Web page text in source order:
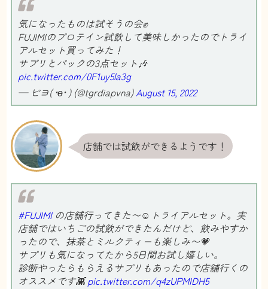
気になったものは試そうの会✊
FUJIMIのプロテイン試飲して美味しかったのでトライ
アルセット買ってみた！
サプリとパックの3点セット🎶
pic.twitter.com/0F1uy5la3g
— ピヨ( •ө• ) (@tgrdiapvna)August 15, 2022
店舗では試飲ができるようです！
#FUJIMIの店舗行ってきた〜☺️トライアルセット。実
店舗ではいちごの試飲ができたんだけど、飲みやすか
ったので、抹茶とミルクティーも楽しみ〜💗
サプリも気になってたから5日間お試し嬉しい。
診断やったらもらえるサプリもあったので店舗行くの
オススメです👾pic.twitter.com/q4zUPMIDH5